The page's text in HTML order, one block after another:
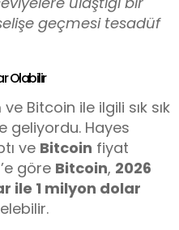
geçmesi tesadüf
Olabilir
Bitcoin ile ilgili sık sık
geliyordu. Hayes
ve Bitcoin fiyat
göre Bitcoin, 2026
ile 1 milyon dolar